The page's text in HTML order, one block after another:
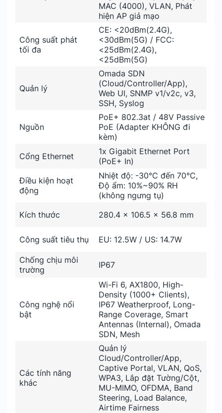
MAC (4000), VLAN, Phát
hiện AP giả mạo
Công suất phát
tối đa
CE: <20dBm(2.4G),
<30dBm(5G) / FCC:
<25dBm(2.4G),
<25dBm(5G)
Quản lý
Omada SDN
(Cloud/Controller/App),
Web UI, SNMP v1/v2c, v3,
SSH, Syslog
Nguồn
PoE+ 802.3at / 48V Passive
PoE (Adapter KHÔNG đi
kèm)
Cổng Ethernet
1x Gigabit Ethernet Port
(PoE+ In)
Điều kiện hoạt
động
Nhiệt độ: -30°C đến 70°C,
Độ ẩm: 10%~90% RH
(không ngưng tụ)
Kích thước
280.4 × 106.5 × 56.8 mm
Công suất tiêu thụ EU: 12.5W / US: 14.7W
Chống chịu môi
trường
IP67
Công nghệ nổi
bật
Wi-Fi 6, AX1800, High-
Density (1000+ Clients),
IP67 Weatherproof, Long-
Range Coverage, Smart
Antennas (Internal), Omada
SDN, Mesh
Các tính năng
khác
Quản lý
Cloud/Controller/App,
Captive Portal, VLAN, QoS,
WPA3, Lắp đặt Tường/Cột,
MU-MIMO, OFDMA, Band
Steering, Load Balance,
Airtime Fairness